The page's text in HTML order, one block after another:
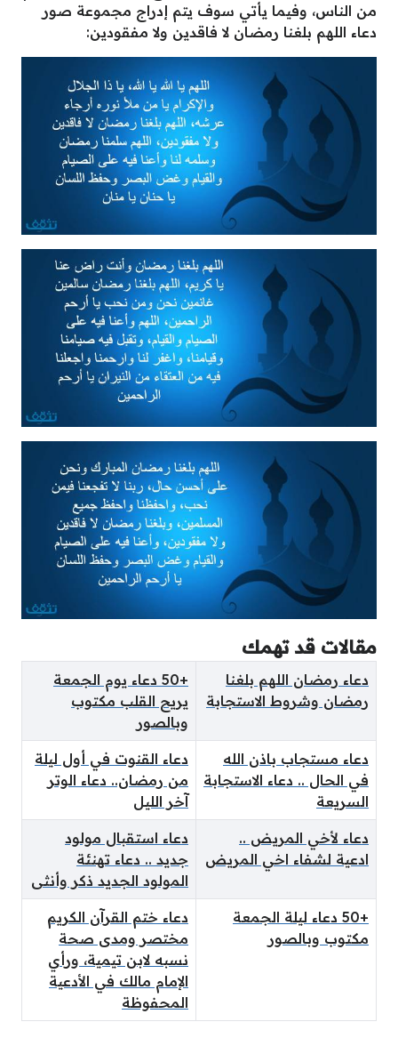
من الناس، وفيما يأتي سوف يتم إدراج مجموعة صور
دعاء اللهم بلغنا رمضان لا فاقدين ولا مفقودين:
مقالات قد تهمك
دعاء رمضان اللهم بلغنا
رمضان وشروط الاستجابة
+50 دعاء يوم الجمعة
يريح القلب مكتوب
وبالصور
دعاء مستجاب باذن الله
في الحال .. دعاء الاستجابة
السريعة
دعاء القنوت في أول ليلة
من رمضان.. دعاء الوتر
آخر الليل
دعاء لأخي المريض ..
ادعية لشفاء اخي المريض
دعاء استقبال مولود
جديد .. دعاء تهنئة
المولود الجديد ذكر وأنثى
+50 دعاء ليلة الجمعة
مكتوب وبالصور
دعاء ختم القرآن الكريم
مختصر ومدى صحة
نسبه لابن تيمية، ورأي
الإمام مالك في الأدعية
المحفوظة